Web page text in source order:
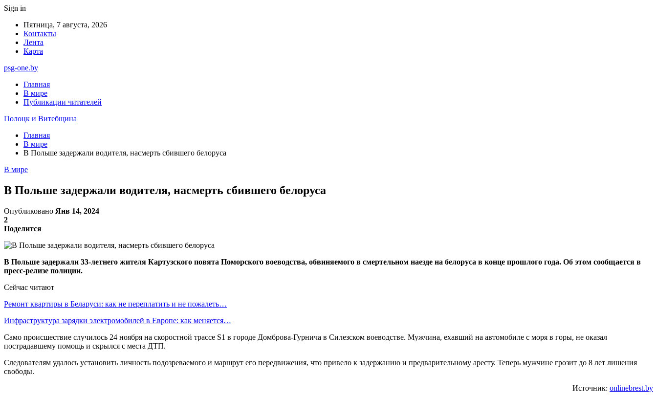
Sign in
Пятница, 7 августа, 2026
Контакты
Лента
Карта
psg-one.by
Главная
В мире
Публикации читателей
Полоцк и Витебщина
Главная
В мире
В Польше задержали водителя, насмерть сбившего белоруса
В мире
В Польше задержали водителя, насмерть сбившего белоруса
Опубликовано Янв 14, 2024
2
Поделится
В Польше задержали 33-летнего жителя Картузского повята Поморского воеводства, обвиняемого в смертельном наезде на белоруса в конце прошлого года. Об этом сообщается в
пресс-релизе полиции.
Сейчас читают
Ремонт квартиры в Беларуси: как не переплатить и не пожалеть…
Инфраструктура зарядки электромобилей в Европе: как меняется…
Само происшествие случилось 24 ноября на скоростной трассе S1 в городе Домброва-Гурнича в Силезском воеводстве. Мужчина, ехавший на автомобиле с моря в горы, не оказал
пострадавшему помощь и скрылся с места ДТП.
Следователям удалось установить личность подозреваемого и маршрут его передвижения, что привело к задержанию и предварительному аресту. Теперь мужчине грозит до 8 лет лишения
свободы.
Источник: onlinebrest.by